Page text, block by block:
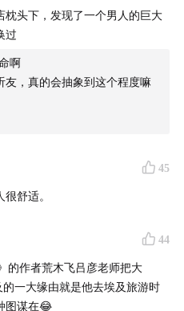
周年周边双年刊 「日月摇
预售期间购买享预售价：
买日、月两盒，总价再减
枕头下，发现了一个男人的巨大
过
啊
友，真的会抽象到这个程度嘛
45
舒适。
44
的作者荒木飞吕彦老师把大
一大缘由就是他去埃及旅游时
图谋在😂